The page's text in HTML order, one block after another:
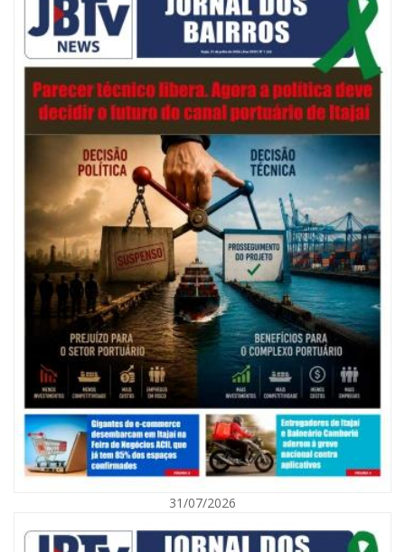
Município de Itajaí entrega títulos de propriedade a famílias da Itaipava
pelo Programa Lar Legal
CULTURA
09/08/2026 | 07:00
Exposição revela a jornada de um pai diante da transição da filha em
BALNEÁRIO CAMBORIÚ
31/07/2026